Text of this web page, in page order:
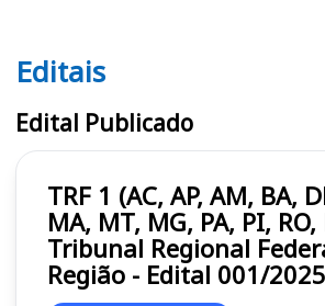
Editais TRF 1
Editais
Edital Publicado
TRF 1 (AC, AP, AM, BA,
MA, MT, MG, PA, PI, RO,
Tribunal Regional
Região - Edital 001/2025